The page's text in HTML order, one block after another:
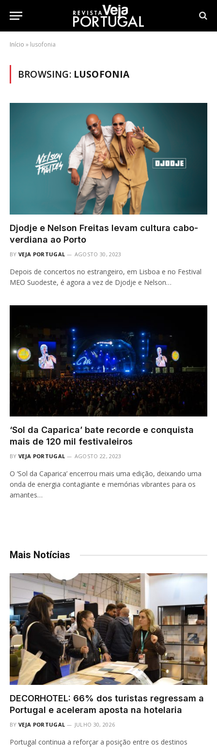
Início » lusofonia
BROWSING: LUSOFONIA
Djodje e Nelson Freitas levam cultura cabo-
verdiana ao Porto
BY VEJA PORTUGAL AGOSTO 30, 2023
Depois de concertos no estrangeiro, em Lisboa e no Festival
MEO Suodeste, é agora a vez de Djodje e Nelson…
‘Sol da Caparica’ bate recorde e conquista
mais de 120 mil festivaleiros
BY VEJA PORTUGAL AGOSTO 22, 2023
O ‘Sol da Caparica’ encerrou mais uma edição, deixando uma
onda de energia contagiante e memórias vibrantes para os
amantes…
Mais Notícias
DECORHOTEL: 66% dos turistas regressam a
Portugal e aceleram aposta na hotelaria
BY VEJA PORTUGAL JULHO 30, 2026
Portugal continua a reforçar a posição entre os destinos